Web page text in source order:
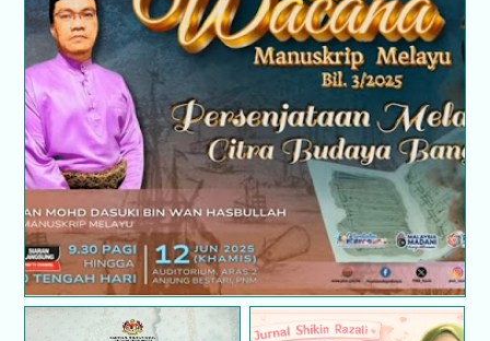
WACANA MANUSKRIP MELAYU BIL.3/2025 |
PERSENJATAAN MELAYU : CITRA BUDAYA
BANGSA